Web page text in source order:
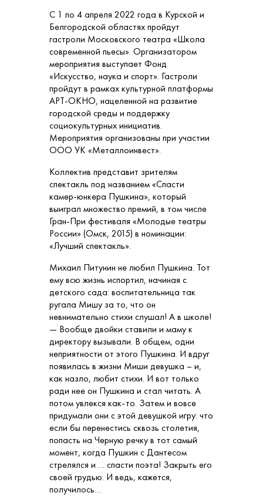
С 1 по 4 апреля 2022 года в Курской и
Белгородской областях пройдут
гастроли Московского театра «Школа
современной пьесы». Организатором
мероприятия выступает Фонд
«Искусство, наука и спорт». Гастроли
пройдут в рамках культурной платформы
АРТ-ОКНО, нацеленной на развитие
городской среды и поддержку
социокультурных инициатив.
Мероприятия организованы при участии
ООО УК «Металлоинвест».
Коллектив представит зрителям
спектакль под названием «Спасти
камер-юнкера Пушкина», который
выиграл множество премий, в том числе
Гран-При фестиваля «Молодые театры
России» (Омск, 2015) в номинации:
«Лучший спектакль».
Михаил Питунин не любил Пушкина. Тот
ему всю жизнь испортил, начиная с
детского сада: воспитательница так
ругала Мишу за то, что он
невнимательно стихи слушал! А в школе!
— Вообще двойки ставили и маму к
директору вызывали. В общем, одни
неприятности от этого Пушкина. И вдруг
появилась в жизни Миши девушка – и,
как назло, любит стихи. И вот только
ради нее он Пушкина и стал читать. А
потом увлекся как-то. Затем и вовсе
придумали они с этой девушкой игру: что
если бы перенестись сквозь столетия,
попасть на Черную речку в тот самый
момент, когда Пушкин с Дантесом
стрелялся и … спасти поэта! Закрыть его
своей грудью. И ведь, кажется,
получилось…